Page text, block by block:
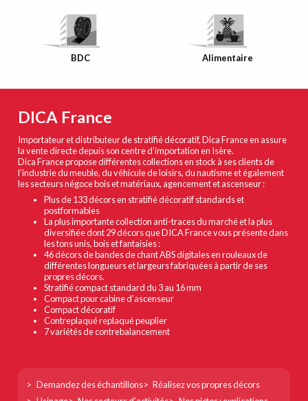
BDC Alimentaire
DICA France
Importateur et distributeur de stratifié décoratif, Dica France en assure
la vente directe depuis son centre d’importation en Isère.
Dica France propose différentes collections en stock à ses clients de
l’industrie du meuble, du véhicule de loisirs, du nautisme et également
les secteurs négoce bois et matériaux, agencement et ascenseur :
Plus de 133 décors en stratifié décoratif standards et
postformables
La plus importante collection anti-traces du marché et la plus
diversifiée dont 29 décors que DICA France vous présente dans
les tons unis, bois et fantaisies :
46 décors de bandes de chant ABS digitales en rouleaux de
différentes longueurs et largeurs fabriquées à partir de ses
propres décors.
Stratifié compact standard du 3 au 16 mm
Compact pour cabine d’ascenseur
Compact décoratif
Contreplaqué replaqué peuplier
7 variétés de contrebalancement
Footer
col
Demandez des échantillons
Réalisez vos propres décors